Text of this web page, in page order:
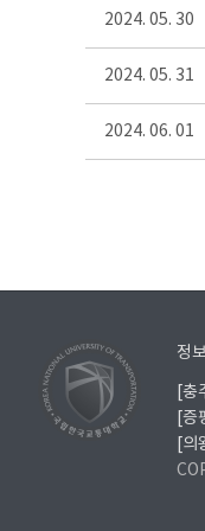
2024. 05. 30
2024. 05. 31
2024. 06. 01
정
[충
[증
[의